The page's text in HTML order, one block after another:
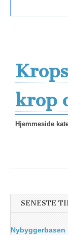
krop
Hjemmeside
SENESTE
Nybyggerbasen